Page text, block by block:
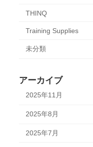
THINQ
Training Supplies
未分類
アーカイブ
2025年11月
2025年8月
2025年7月